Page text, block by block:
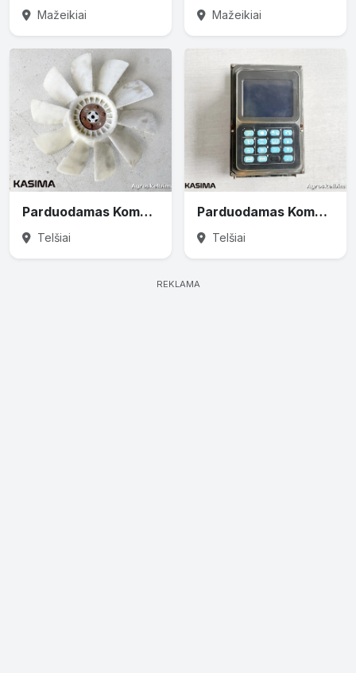
Mažeikiai Mažeikiai
Parduodamas Komatsu PW160 variklio ventiliatorius
Telšiai
Parduodamas Komatsu PW160 monitorius
Telšiai
REKLAMA